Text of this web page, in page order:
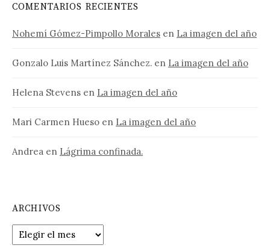
COMENTARIOS RECIENTES
Nohemí Gómez-Pimpollo Morales en La imagen del año
Gonzalo Luis Martínez Sánchez. en La imagen del año
Helena Stevens en La imagen del año
Mari Carmen Hueso en La imagen del año
Andrea en Lágrima confinada.
ARCHIVOS
Archivos